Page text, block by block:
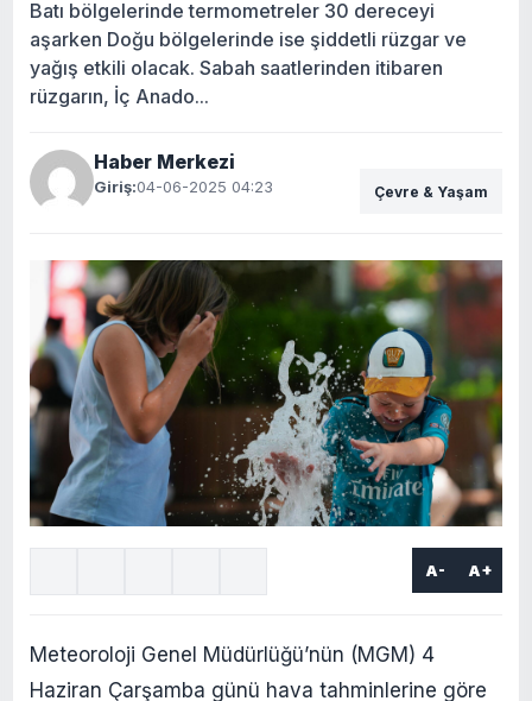
Batı bölgelerinde termometreler 30 dereceyi
aşarken Doğu bölgelerinde ise şiddetli rüzgar ve
yağış etkili olacak. Sabah saatlerinden itibaren
rüzgarın, İç Anado...
Haber Merkezi
Giriş:04-06-2025 04:23 Çevre & Yaşam
A- A+
Meteoroloji Genel Müdürlüğü’nün (MGM) 4
Haziran Çarşamba günü hava tahminlerine göre